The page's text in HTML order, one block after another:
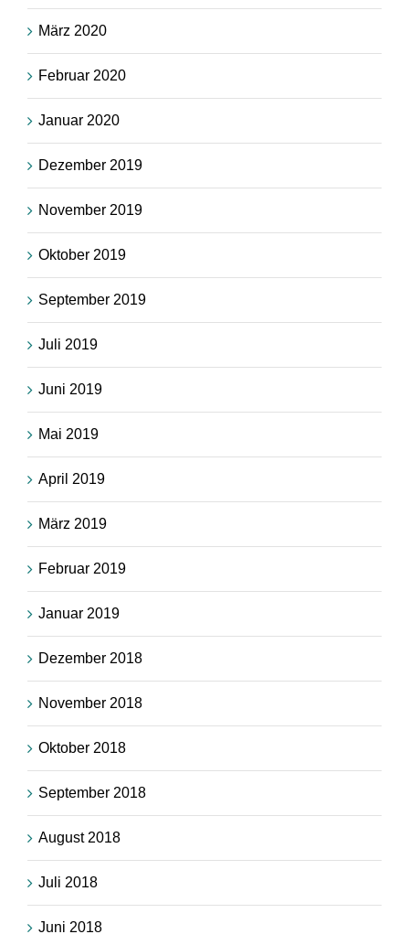
März 2020
Februar 2020
Januar 2020
Dezember 2019
November 2019
Oktober 2019
September 2019
Juli 2019
Juni 2019
Mai 2019
April 2019
März 2019
Februar 2019
Januar 2019
Dezember 2018
November 2018
Oktober 2018
September 2018
August 2018
Juli 2018
Juni 2018